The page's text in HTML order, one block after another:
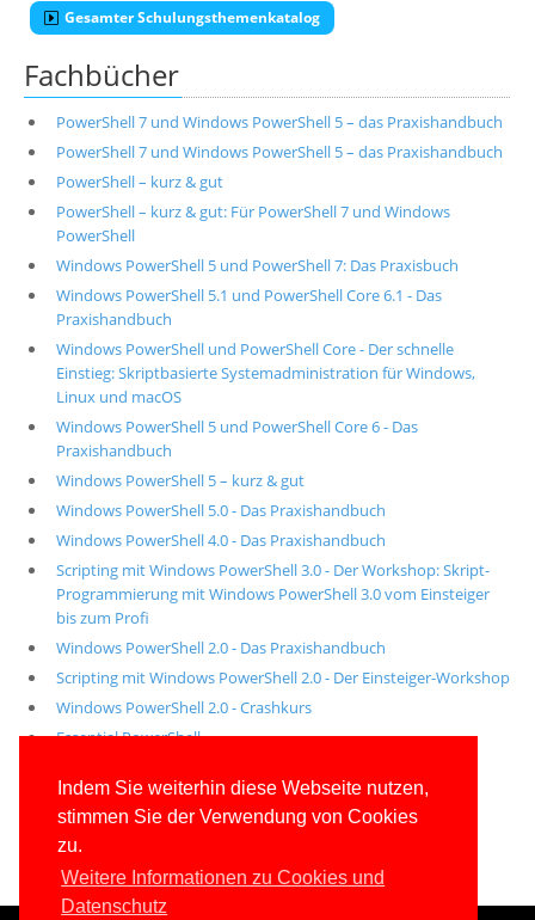
Indem Sie weiterhin diese Webseite nutzen,
stimmen Sie der Verwendung von Cookies
zu.
Weitere Informationen zu Cookies und
Datenschutz
Gesamter Schulungsthemenkatalog
Fachbücher
PowerShell 7 und Windows PowerShell 5 – das Praxishandbuch
PowerShell 7 und Windows PowerShell 5 – das Praxishandbuch
PowerShell – kurz & gut
PowerShell – kurz & gut: Für PowerShell 7 und Windows
PowerShell
Windows PowerShell 5 und PowerShell 7: Das Praxisbuch
Windows PowerShell 5.1 und PowerShell Core 6.1 - Das
Praxishandbuch
Windows PowerShell und PowerShell Core - Der schnelle
Einstieg: Skriptbasierte Systemadministration für Windows,
Linux und macOS
Windows PowerShell 5 und PowerShell Core 6 - Das
Praxishandbuch
Windows PowerShell 5 – kurz & gut
Windows PowerShell 5.0 - Das Praxishandbuch
Windows PowerShell 4.0 - Das Praxishandbuch
Scripting mit Windows PowerShell 3.0 - Der Workshop: Skript-
Programmierung mit Windows PowerShell 3.0 vom Einsteiger
bis zum Profi
Windows PowerShell 2.0 - Das Praxishandbuch
Scripting mit Windows PowerShell 2.0 - Der Einsteiger-Workshop
Windows PowerShell 2.0 - Crashkurs
Essential PowerShell
Alle unsere aktuellen Fachbücher
E-Book-Abo für ab 99 Euro im Jahr